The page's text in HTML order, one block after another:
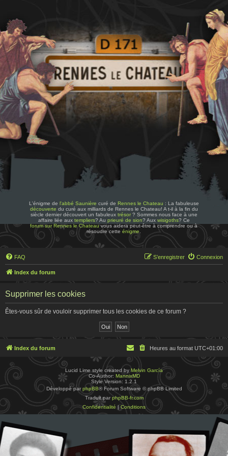
L'énigme de l'abbé Saunière curé de Rennes le Chateau : La fabuleuse
découverte du curé aux milliards de Rennes le Chateau! A t-il à la fin du
siècle dernier découvert un fabuleux trésor? Sommes nous face à une
affaire liée aux templiers? Au prieuré de sion? Aux wisigoths? Ce
forum sur Rennes le Chateauvous aidera peut-être à comprendre ou à
résoudre cetteénigme
FAQ Connexion
S’enregistrer
Index du forum
Supprimer les cookies
Êtes-vous sûr de vouloir supprimer tous les cookies de ce forum ?
Index du forum Heures au format UTC+01:00
Lucid Lime style created byMelvin García
Co-Author: MannixMD
Style Version: 1.2.1
Développé par phpBB® Forum Software © phpBB Limited
Traduit par phpBB-fr.com
Confidentialité | Conditions